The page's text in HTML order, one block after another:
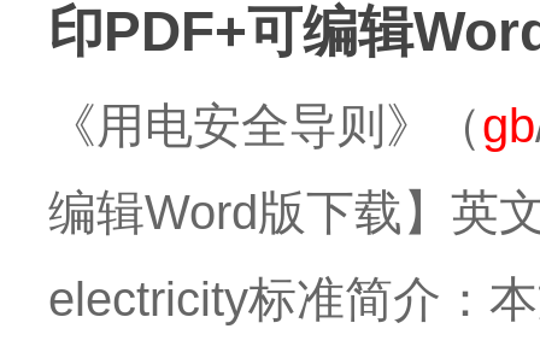
印PDF+可编辑
《用电安全导则》（gb
编辑Word版下载】英
electricity标准简介：